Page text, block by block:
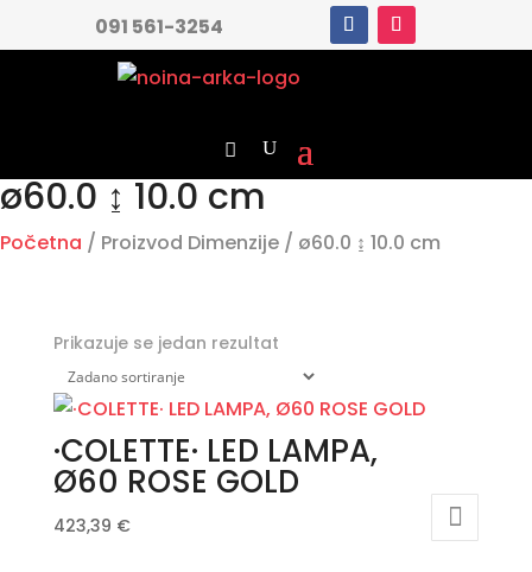
091 561-3254
ø60.0 ↨ 10.0 cm
Početna / Proizvod Dimenzije / ø60.0 ↨ 10.0 cm
Prikazuje se jedan rezultat
·COLETTE· LED LAMPA,
Ø60 ROSE GOLD
423,39 €